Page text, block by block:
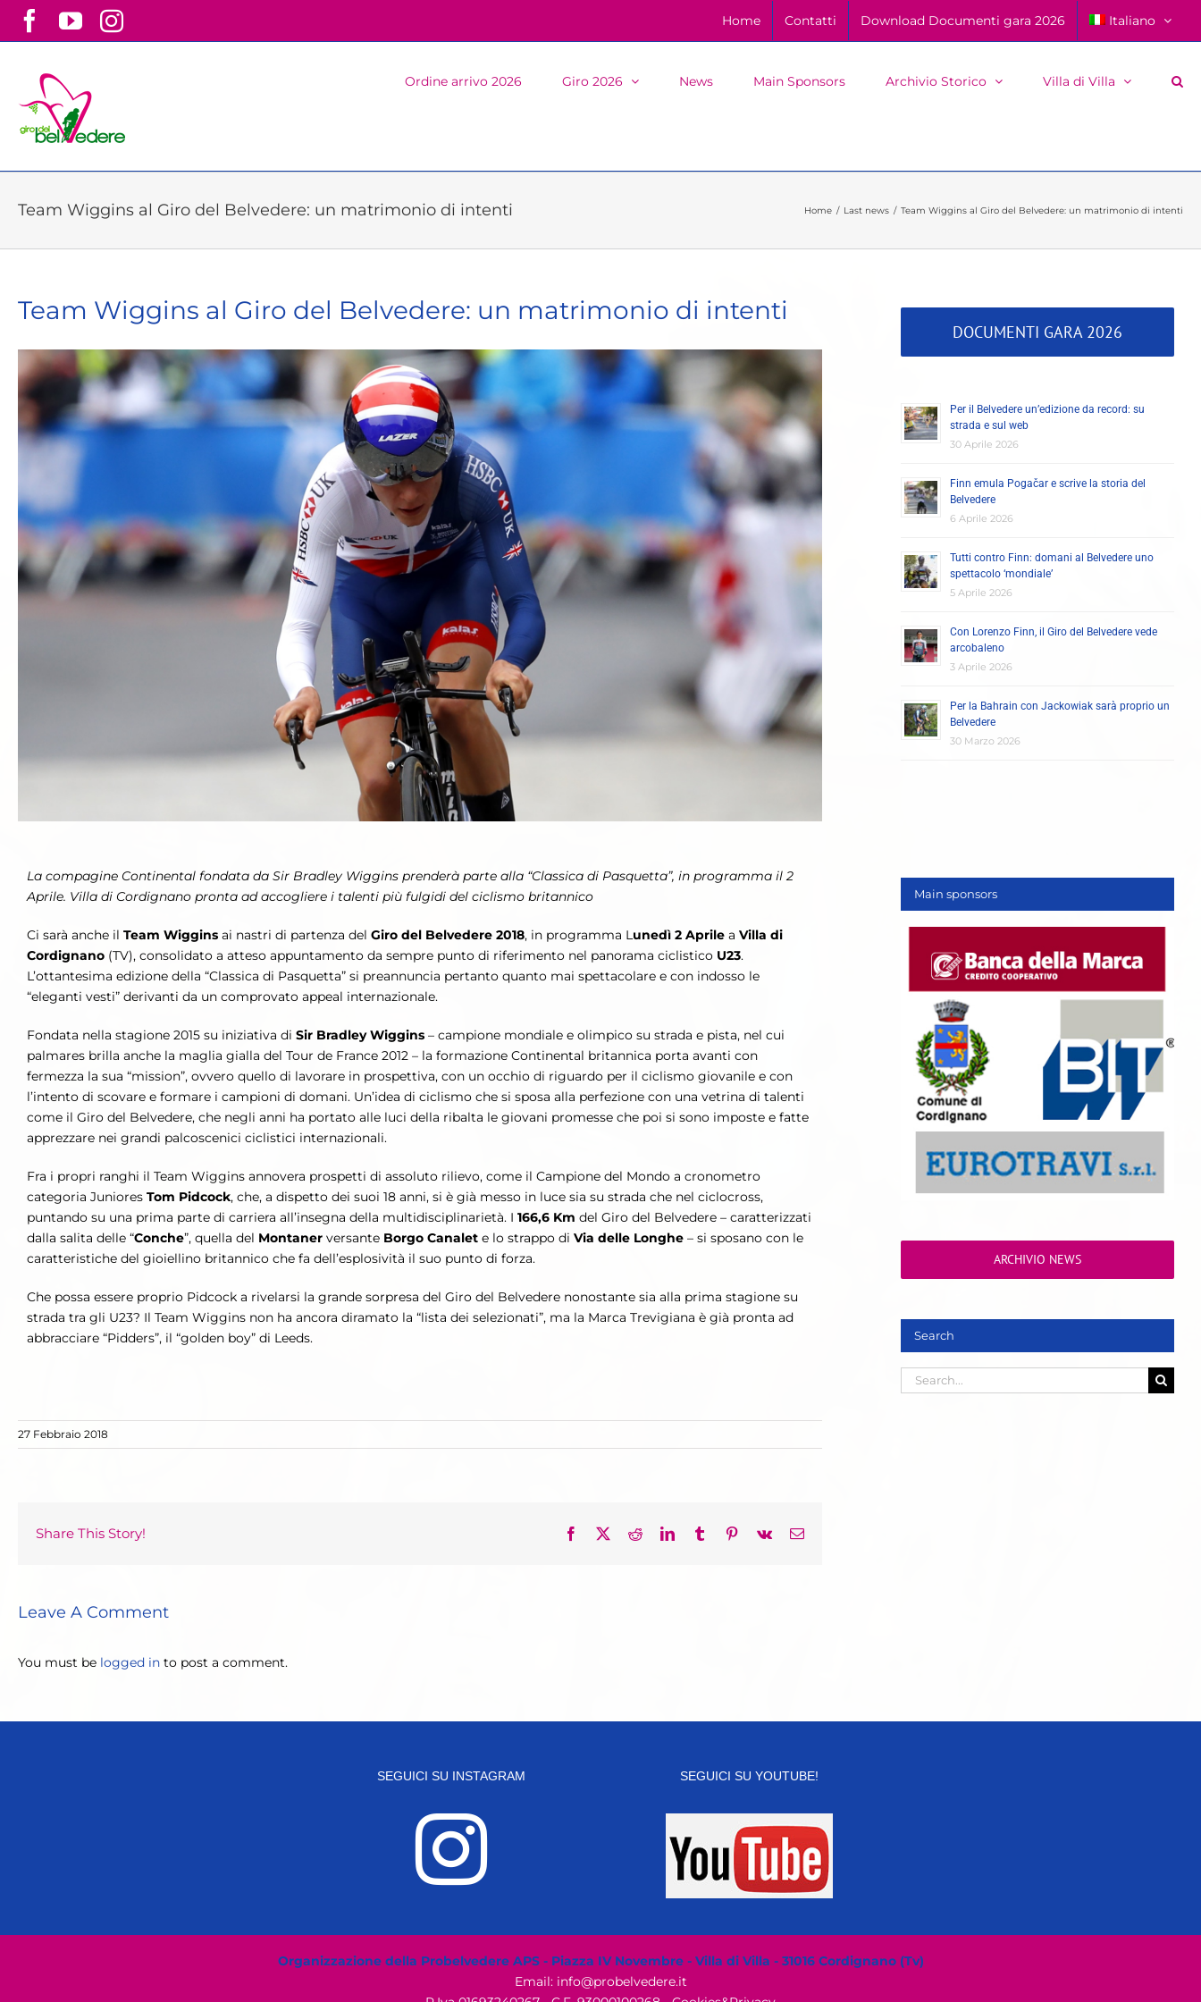
Facebook
YouTubeInstagram Home Contatti Download Documenti gara 2026 Italiano
Ordine arrivo 2026 Giro 2026 News Main Sponsors Archivio Storico Villa di Villa
Team Wiggins al Giro del Belvedere: un matrimonio di intenti Home Last news Team Wiggins al Giro del Belvedere: un matrimonio di intenti
Team Wiggins al Giro del Belvedere: un matrimonio di intenti
View
Larger
Image
La compagine Continental fondata da Sir Bradley Wiggins prenderà parte alla “Classica di Pasquetta”, in programma il 2
Aprile. Villa di Cordignano pronta ad accogliere i talenti più fulgidi del ciclismo britannico
Ci sarà anche il Team Wiggins ai nastri di partenza del Giro del Belvedere 2018, in programma L unedì 2 Aprile a Villa di
Cordignano (TV), consolidato a atteso appuntamento da sempre punto di riferimento nel panorama ciclistico U23.
L’ottantesima edizione della “Classica di Pasquetta” si preannuncia pertanto quanto mai spettacolare e con indosso le
“eleganti vesti” derivanti da un comprovato appeal internazionale.
Fondata nella stagione 2015 su iniziativa di Sir Bradley Wiggins – campione mondiale e olimpico su strada e pista, nel cui
palmares brilla anche la maglia gialla del Tour de France 2012 – la formazione Continental britannica porta avanti con
fermezza la sua “mission”, ovvero quello di lavorare in prospettiva, con un occhio di riguardo per il ciclismo giovanile e con
l’intento di scovare e formare i campioni di domani. Un’idea di ciclismo che si sposa alla perfezione con una vetrina di talenti
come il Giro del Belvedere, che negli anni ha portato alle luci della ribalta le giovani promesse che poi si sono imposte e fatte
apprezzare nei grandi palcoscenici ciclistici internazionali.
Fra i propri ranghi il Team Wiggins annovera prospetti di assoluto rilievo, come il Campione del Mondo a cronometro
categoria Juniores Tom Pidcock, che, a dispetto dei suoi 18 anni, si è già messo in luce sia su strada che nel ciclocross,
puntando su una prima parte di carriera all’insegna della multidisciplinarietà. I 166,6 Km del Giro del Belvedere – caratterizzati
dalla salita delle “Conche”, quella del Montaner versante Borgo Canalet e lo strappo di Via delle Longhe – si sposano con le
caratteristiche del gioiellino britannico che fa dell’esplosività il suo punto di forza.
Che possa essere proprio Pidcock a rivelarsi la grande sorpresa del Giro del Belvedere nonostante sia alla prima stagione su
strada tra gli U23? Il Team Wiggins non ha ancora diramato la “lista dei selezionati”, ma la Marca Trevigiana è già pronta ad
abbracciare “Pidders”, il “golden boy” di Leeds.
27 Febbraio 2018
Share This Story! Facebook
X RedditLinkedInTumblrPinterest
Vk Email
Leave A Comment
You must be logged in to post a comment.
DOCUMENTI GARA 2026
Per il Belvedere un’edizione da record: su
strada e sul web
30 Aprile 2026
Finn emula Pogačar e scrive la storia del
Belvedere
6 Aprile 2026
Tutti contro Finn: domani al Belvedere uno
spettacolo ‘mondiale’
5 Aprile 2026
Con Lorenzo Finn, il Giro del Belvedere vede
arcobaleno
3 Aprile 2026
Per la Bahrain con Jackowiak sarà proprio un
Belvedere
30 Marzo 2026
Main sponsors
ARCHIVIO NEWS
Search
Search
for:
SEGUICI SU INSTAGRAM SEGUICI SU YOUTUBE!
Organizzazione della Probelvedere APS - Piazza IV Novembre - Villa di Villa - 31016 Cordignano (Tv)
Email: info@probelvedere.it